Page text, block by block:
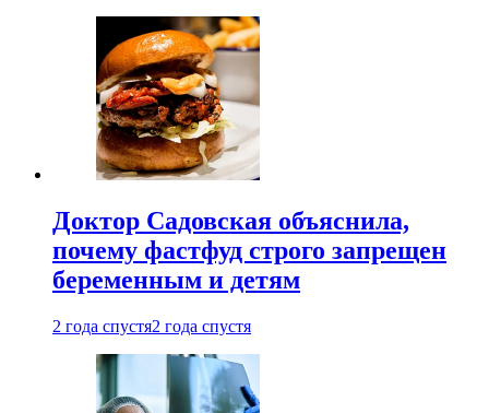
Доктор Садовская объяснила,
почему фастфуд строго запрещен
беременным и детям
2 года спустя2 года спустя